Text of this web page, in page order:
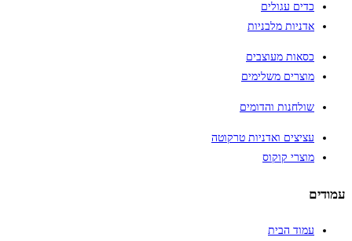
כדים עגולים
אדניות מלבניות
כסאות מעוצבים
מוצרים משלימים
שולחנות והדומים
עציצים ואדניות טרקוטה
מוצרי קוקוס
עמודים
עמוד הבית